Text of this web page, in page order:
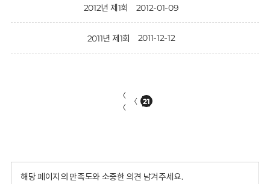
2012년 제1회 2012-01-09
2011년 제1회 2011-12-12
〈
〈
〈 21
해당 페이지의 만족도와 소중한 의견 남겨주세요.